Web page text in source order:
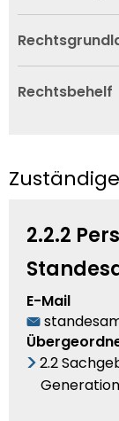
Rechtsbehelf
2.2.2
E-Mail
2.2